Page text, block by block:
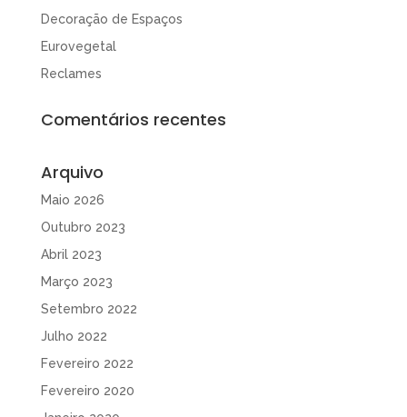
Decoração de Espaços
Eurovegetal
Reclames
Comentários recentes
Arquivo
Maio 2026
Outubro 2023
Abril 2023
Março 2023
Setembro 2022
Julho 2022
Fevereiro 2022
Fevereiro 2020